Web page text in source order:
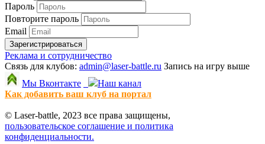
Пароль
Повторите пароль
Email
Зарегистрироваться
Реклама и сотрудничество
Связь для клубов: admin@laser-battle.ru Запись на игру выше
Мы Вконтакте
Наш канал
Как добавить ваш клуб на портал
© Laser-battle, 2023 все права защищены,
пользовательское соглашение и политика
конфиденциальности.